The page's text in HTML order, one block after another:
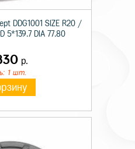
DDG1001 SIZE R20 /
5*139.7 DIA 77.80
р.
1 шт.